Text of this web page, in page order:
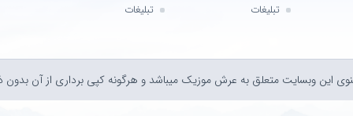
Elissa
تبلیغات
تبلیغات
اين وبسايت متعلق به عرش موزیک ميباشد و هرگونه کپی برداری از آن بدون